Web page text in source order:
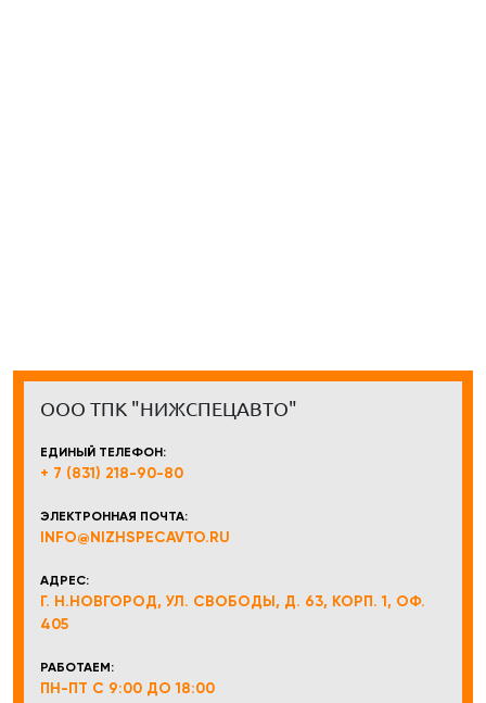
ООО ТПК "НИЖСПЕЦАВТО"
ЕДИНЫЙ ТЕЛЕФОН:
+ 7 (831) 218-90-80
ЭЛЕКТРОННАЯ ПОЧТА:
INFO@NIZHSPECAVTO.RU
АДРЕС:
Г. Н.НОВГОРОД, УЛ. СВОБОДЫ, Д. 63, КОРП. 1, ОФ.
405
РАБОТАЕМ:
ПН-ПТ С 9:00 ДО 18:00